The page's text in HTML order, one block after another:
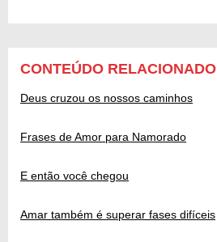
CONTEÚDO RELACIONADO
Deus cruzou os nossos caminhos
Frases de Amor para Namorado
E então você chegou
Amar também é superar fases difíceis